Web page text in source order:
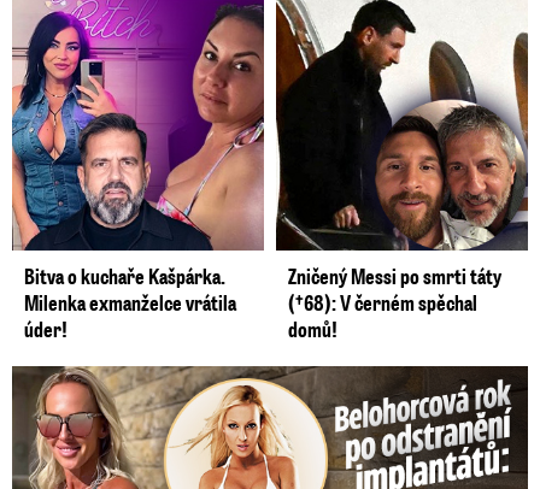
Bitva o kuchaře Kašpárka.
Milenka exmanželce vrátila
úder!
Zničený Messi po smrti táty
(†68): V černém spěchal
domů!
Belohorcová rok po odstranění implantátů: Konečně sama sebou